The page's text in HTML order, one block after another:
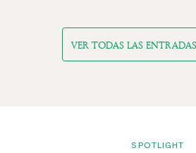
VER TODAS LAS
SPOTLIGHT